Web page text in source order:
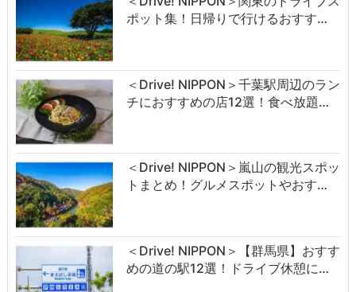
ポット集！日帰りで行けるおすす…
＜Drive! NIPPON＞千葉駅周辺のラン
チにおすすめの店12選！食べ放題…
＜Drive! NIPPON＞嵐山の観光スポッ
トまとめ！グルメスポットやおす…
＜Drive! NIPPON＞【群馬県】おすす
めの道の駅12選！ドライブ休憩に…